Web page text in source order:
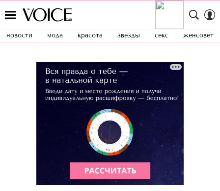
новости мода красота звезды секс женсовет